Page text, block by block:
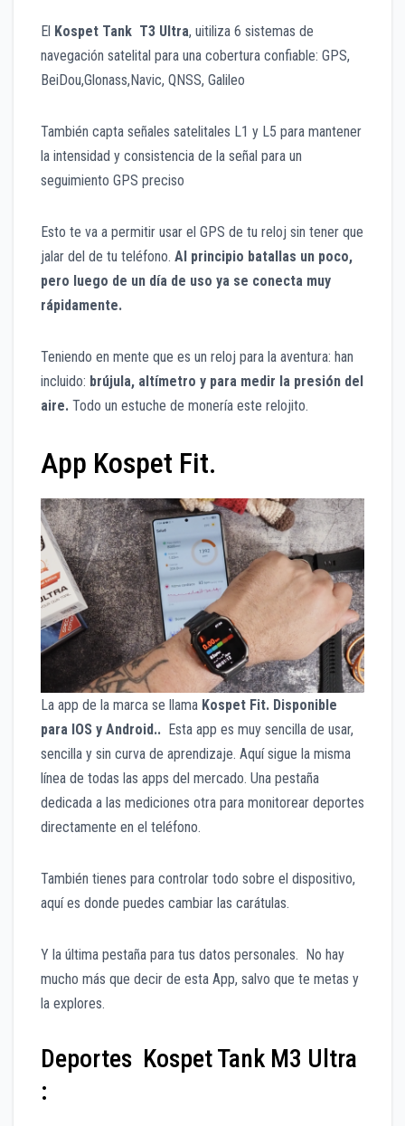
El Kospet Tank T3 Ultra, uitiliza 6 sistemas de
navegación satelital para una cobertura confiable: GPS,
BeiDou,Glonass,Navic, QNSS, Galileo
También capta señales satelitales L1 y L5 para mantener
la intensidad y consistencia de la señal para un
seguimiento GPS preciso
Esto te va a permitir usar el GPS de tu reloj sin tener que
jalar del de tu teléfono. Al principio batallas un poco,
pero luego de un día de uso ya se conecta muy
rápidamente.
Teniendo en mente que es un reloj para la aventura: han
incluido: brújula, altímetro y para medir la presión del
aire. Todo un estuche de monería este relojito.
App Kospet Fit.
La app de la marca se llama Kospet Fit. Disponible
para IOS y Android.. Esta app es muy sencilla de usar,
sencilla y sin curva de aprendizaje. Aquí sigue la misma
línea de todas las apps del mercado. Una pestaña
dedicada a las mediciones otra para monitorear deportes
directamente en el teléfono.
También tienes para controlar todo sobre el dispositivo,
aquí es donde puedes cambiar las carátulas.
Y la última pestaña para tus datos personales. No hay
mucho más que decir de esta App, salvo que te metas y
la explores.
Deportes Kospet Tank M3 Ultra
: